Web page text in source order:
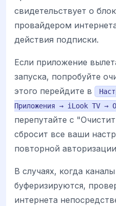
свидетельствует о
провайдером
действия подписки.
Если приложение
запуска, попробуйте
этого перейдите в
Приложения → iLook TV →
перепутайте с
сбросит все ваши
повторной
В случаях, когда
буферизируются,
интернета